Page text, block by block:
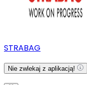
STRABAG
Nie zwlekaj z aplikacją!